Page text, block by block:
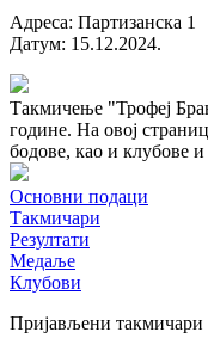
Адреса: Партизанска 1
Датум: 15.12.2024.
Такмичење "Трофеј
године. На овој
бодове, као и клубове и
Основни подаци
Такмичари
Резултати
Медаље
Клубови
Пријављени такмичари